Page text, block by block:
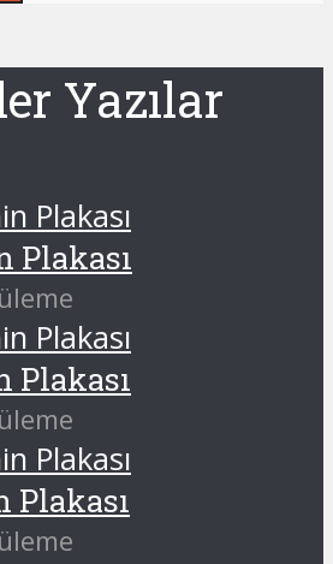
Yazılar
Plakası
Plakası
Plakası